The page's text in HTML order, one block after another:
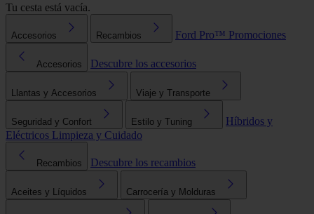
Tu cesta está vacía.
Accesorios Recambios Ford Pro™ Promociones
Accesorios Descubre los accesorios
Llantas y Accesorios Viaje y Transporte
Seguridad y Confort Estilo y Tuning
Híbridos y
Eléctricos Limpieza y Cuidado
Recambios Descubre los recambios
Aceites y Líquidos Carrocería y Molduras